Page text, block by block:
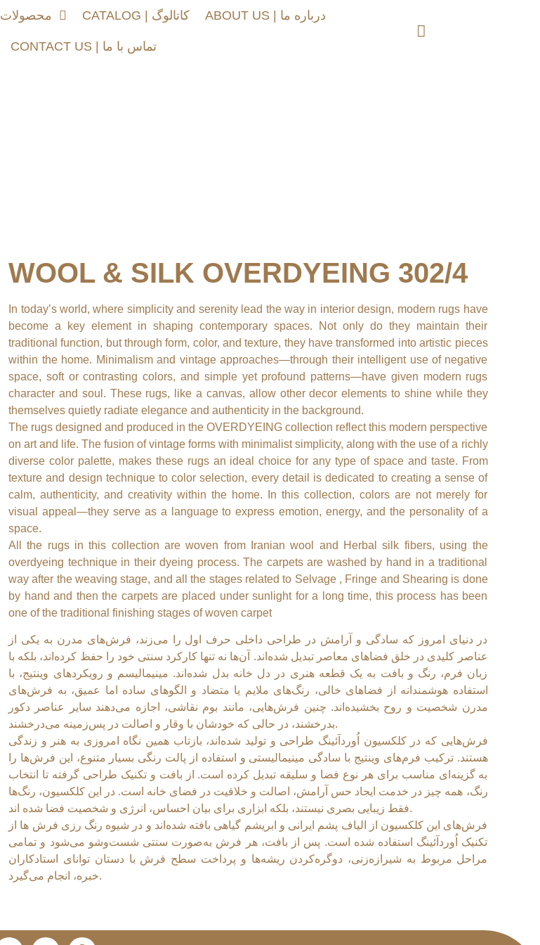
PRODUCT | محصولات CATALOG | کاتالوگ ABOUT US | درباره ما
CONTACT US | تماس با ما
WOOL & SILK OVERDYEING 302/4
In today’s world, where simplicity and serenity lead the way in interior design, modern rugs have
become a key element in shaping contemporary spaces. Not only do they maintain their
traditional function, but through form, color, and texture, they have transformed into artistic pieces
within the home. Minimalism and vintage approaches—through their intelligent use of negative
space, soft or contrasting colors, and simple yet profound patterns—have given modern rugs
character and soul. These rugs, like a canvas, allow other decor elements to shine while they
themselves quietly radiate elegance and authenticity in the background.
The rugs designed and produced in the OVERDYEING collection reflect this modern perspective
on art and life. The fusion of vintage forms with minimalist simplicity, along with the use of a richly
diverse color palette, makes these rugs an ideal choice for any type of space and taste. From
texture and design technique to color selection, every detail is dedicated to creating a sense of
calm, authenticity, and creativity within the home. In this collection, colors are not merely for
visual appeal—they serve as a language to express emotion, energy, and the personality of a
space.
All the rugs in this collection are woven from Iranian wool and Herbal silk fibers, using the
overdyeing technique in their dyeing process. The carpets are washed by hand in a traditional
way after the weaving stage, and all the stages related to Selvage , Fringe and Shearing is done
by hand and then the carpets are placed under sunlight for a long time, this process has been
one of the traditional finishing stages of woven carpet
در دنیای امروز که سادگی و آرامش در طراحی داخلی حرف اول را می‌زند، فرش‌های مدرن به یکی از
عناصر کلیدی در خلق فضاهای معاصر تبدیل شده‌اند. آن‌ها نه تنها کارکرد سنتی خود را حفظ کرده‌اند، بلکه با
زبان فرم، رنگ و بافت به یک قطعه هنری در دل خانه بدل شده‌اند. مینیمالیسم و رویکردهای وینتیج، با
استفاده هوشمندانه از فضاهای خالی، رنگ‌های ملایم یا متضاد و الگوهای ساده اما عمیق، به فرش‌های
مدرن شخصیت و روح بخشیده‌اند. چنین فرش‌هایی، مانند بوم نقاشی، اجازه می‌دهند سایر عناصر دکور
بدرخشند، در حالی که خودشان با وقار و اصالت در پس‌زمینه می‌درخشند.
فرش‌هایی که در کلکسیون اُوردآئينگ طراحی و تولید شده‌اند، بازتاب همین نگاه امروزی به هنر و زندگی
هستند. ترکیب فرم‌های وینتیج با سادگی مینیمالیستی و استفاده از پالت رنگی بسیار متنوع، این فرش‌ها را
به گزینه‌ای مناسب برای هر نوع فضا و سلیقه تبدیل کرده است. از بافت و تکنیک طراحی گرفته تا انتخاب
رنگ، همه چیز در خدمت ایجاد حس آرامش، اصالت و خلاقیت در فضای خانه است. در این کلکسیون، رنگ‌ها
فقط زیبایی بصری نیستند، بلکه ابزاری برای بیان احساس، انرژی و شخصیت فضا شده اند.
فرش‌های این کلکسیون از الیاف پشم ایرانی و ابریشم گیاهی بافته شده‌اند و در شیوه رنگ رزی فرش ها از
تکنیک اُوردآئينگ استفاده شده است. پس از بافت، هر فرش به‌صورت سنتی شست‌وشو می‌شود و تمامی
مراحل مربوط به شیرازه‌زنی، دوگره‌کردن ریشه‌ها و پرداخت سطح فرش با دستان توانای استادکاران
خبره، انجام می‌گیرد.